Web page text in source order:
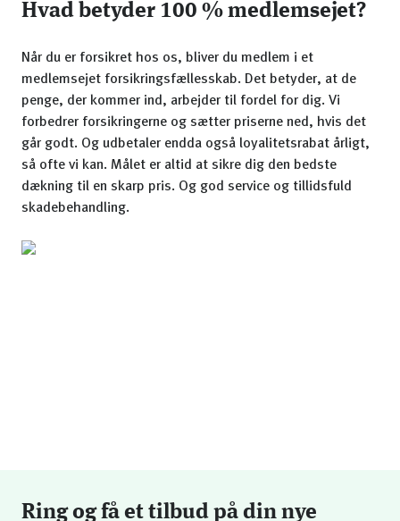
Hvad betyder 100 % medlemsejet?
Når du er forsikret hos os, bliver du medlem i et
medlemsejet forsikringsfællesskab. Det betyder, at de
penge, der kommer ind, arbejder til fordel for dig. Vi
forbedrer forsikringerne og sætter priserne ned, hvis det
går godt. Og udbetaler endda også loyalitetsrabat årligt,
så ofte vi kan. Målet er altid at sikre dig den bedste
dækning til en skarp pris. Og god service og tillidsfuld
skadebehandling.
Ring og få et tilbud på din nye